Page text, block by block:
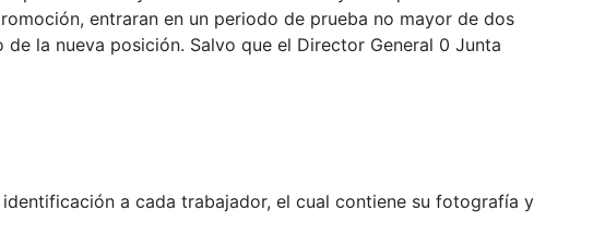
entraran en un periodo de prueba no mayor de dos
la nueva posición. Salvo que el Director General 0 Junta
a cada trabajador, el cual contiene su fotografía y